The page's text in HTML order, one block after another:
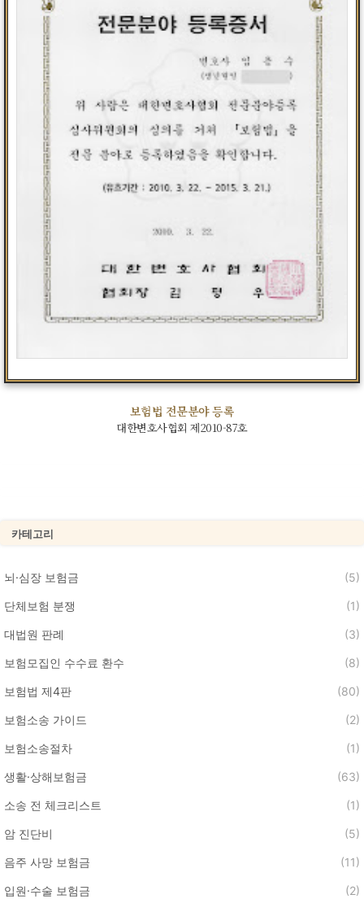
보험법 전문분야 등록
대한변호사협회 제2010-87호
카테고리
뇌·심장 보험금 (5)
단체보험 분쟁 (1)
대법원 판례 (3)
보험모집인 수수료 환수 (8)
보험법 제4판 (80)
보험소송 가이드 (2)
보험소송절차 (1)
생활·상해보험금 (63)
소송 전 체크리스트 (1)
암 진단비 (5)
음주 사망 보험금 (11)
입원·수술 보험금 (2)